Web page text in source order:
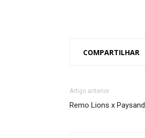
COMPARTILHAR
Artigo anterior
Remo Lions x